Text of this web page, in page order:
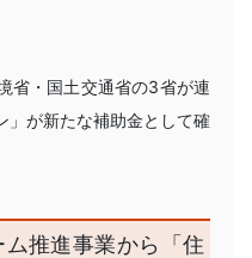
省・国土交通省の3省が連
」が新たな補助金として確
推進事業から「住